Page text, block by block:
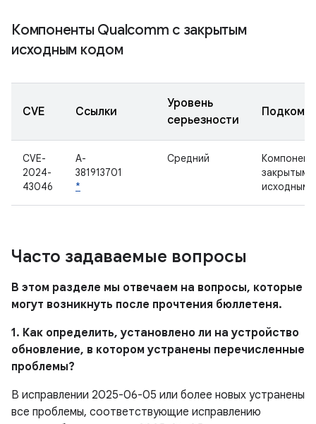
Компоненты Qualcomm с закрытым
исходным кодом
CVE Ссылки
Уровень
серьезности
CVE-
2024-
43046
A-
381913701
*
Средний
закрытым
исходным
Часто задаваемые вопросы
В этом разделе мы отвечаем на вопросы, которые
могут возникнуть после прочтения бюллетеня.
1. Как определить, установлено ли на устройство
обновление, в котором устранены перечисленные
проблемы?
В исправлении 2025-06-05 или более новых устранены
все проблемы, соответствующие исправлению